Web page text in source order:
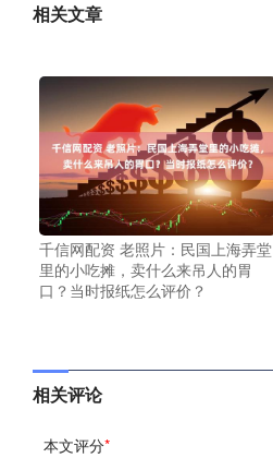
相关文章
千信网配资 老照片：民国上海弄堂
里的小吃摊，卖什么来吊人的胃
口？当时报纸怎么评价？
相关评论
本文评分*